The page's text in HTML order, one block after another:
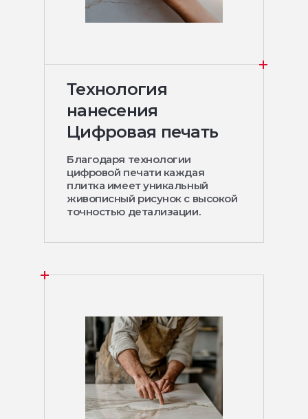
Технология
нанесения
Цифровая печать
Благодаря технологии
цифровой печати каждая
плитка имеет уникальный
живописный рисунок с высокой
точностью детализации.